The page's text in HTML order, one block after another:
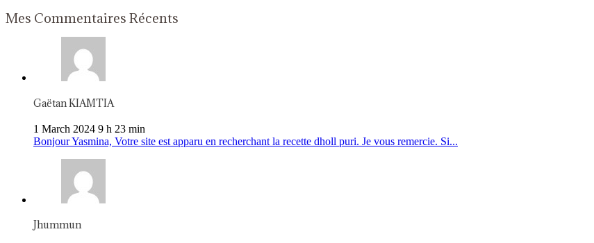
Mes Commentaires Récents
Gaëtan KIAMTIA
1 March 2024 9 h 23 min
Bonjour Yasmina, Votre site est apparu en recherchant la recette dholl puri. Je vous remercie. Si...
Jhummun